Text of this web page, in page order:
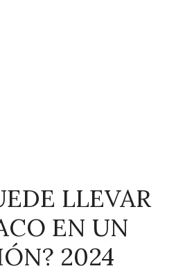
LLEVAR
EN UN
2024